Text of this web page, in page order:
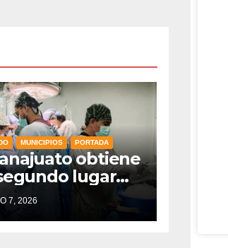
MUNICIPIOS PORTADA
obtiene
lugar
en
de
7, 2026